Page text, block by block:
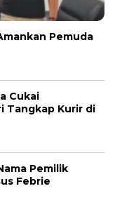
Pemuda
Cukai
Tangkap Kurir di
Pemilik
Febrie